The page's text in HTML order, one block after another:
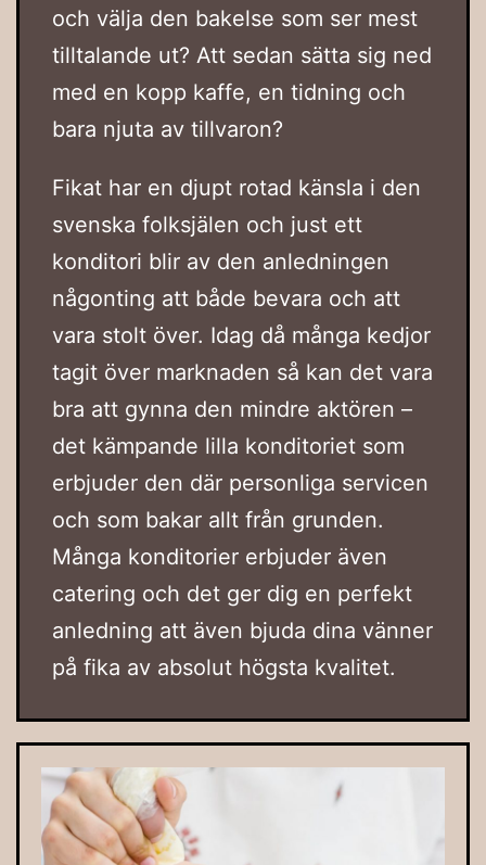
och välja den bakelse som ser mest
tilltalande ut? Att sedan sätta sig ned
med en kopp kaffe, en tidning och
bara njuta av tillvaron?
Fikat har en djupt rotad känsla i den
svenska folksjälen och just ett
konditori blir av den anledningen
någonting att både bevara och att
vara stolt över. Idag då många kedjor
tagit över marknaden så kan det vara
bra att gynna den mindre aktören –
det kämpande lilla konditoriet som
erbjuder den där personliga servicen
och som bakar allt från grunden.
Många konditorier erbjuder även
catering och det ger dig en perfekt
anledning att även bjuda dina vänner
på fika av absolut högsta kvalitet.